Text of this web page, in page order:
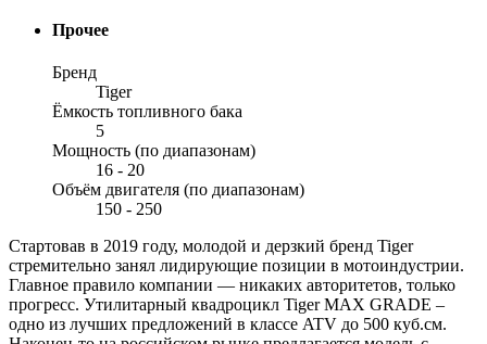
Прочее
Бренд
Tiger
Ёмкость топливного бака
5
Мощность (по диапазонам)
16 - 20
Объём двигателя (по диапазонам)
150 - 250
Стартовав в 2019 году, молодой и дерзкий бренд Tiger
стремительно занял лидирующие позиции в мотоиндустрии.
Главное правило компании — никаких авторитетов, только
прогресс. Утилитарный квадроцикл Tiger MAX GRADE –
одно из лучших предложений в классе ATV до 500 куб.см.